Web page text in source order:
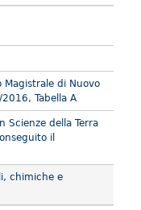
Magistrale di Nuovo
Tabella A
Scienze della Terra
il
chimiche e